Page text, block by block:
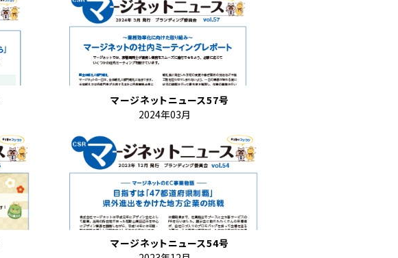
マージネットニュース57号
2024年03月
マージネットニュース54号